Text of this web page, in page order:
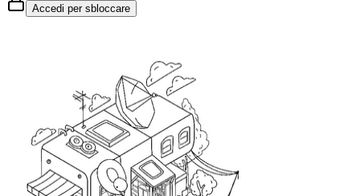
Accedi per sbloccare